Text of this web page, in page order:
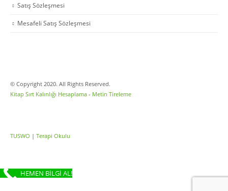
Satış Sözleşmesi
Mesafeli Satış Sözleşmesi
© Copyright 2020. All Rights Reserved.
Kitap Sırt Kalınlığı Hesaplama - Metin Tireleme
TUSWO | Terapi Okulu
HEMEN BİLGİ AL!